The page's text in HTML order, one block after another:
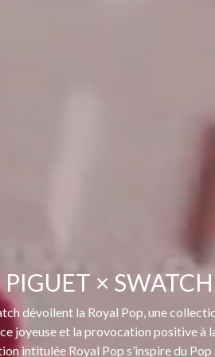
× SWATCH
dévoilent la Royal Pop, une
joyeuse et la provocation positive à
intitulée Royal Pop s’inspire du Pop